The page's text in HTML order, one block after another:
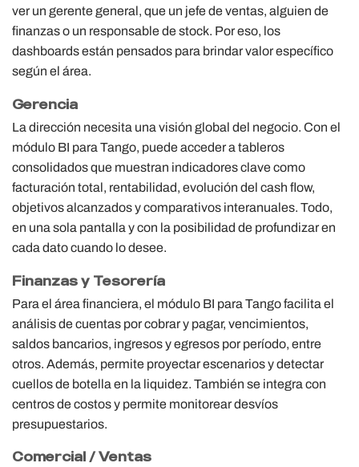
ver un gerente general, que un jefe de ventas, alguien de
finanzas o un responsable de stock. Por eso, los
dashboards están pensados para brindar valor específico
según el área.
Gerencia
La dirección necesita una visión global del negocio. Con el
módulo BI para Tango, puede acceder a tableros
consolidados que muestran indicadores clave como
facturación total, rentabilidad, evolución del cash flow,
objetivos alcanzados y comparativos interanuales. Todo,
en una sola pantalla y con la posibilidad de profundizar en
cada dato cuando lo desee.
Finanzas y Tesorería
Para el área financiera, el módulo BI para Tango facilita el
análisis de cuentas por cobrar y pagar, vencimientos,
saldos bancarios, ingresos y egresos por período, entre
otros. Además, permite proyectar escenarios y detectar
cuellos de botella en la liquidez. También se integra con
centros de costos y permite monitorear desvíos
presupuestarios.
Comercial / Ventas